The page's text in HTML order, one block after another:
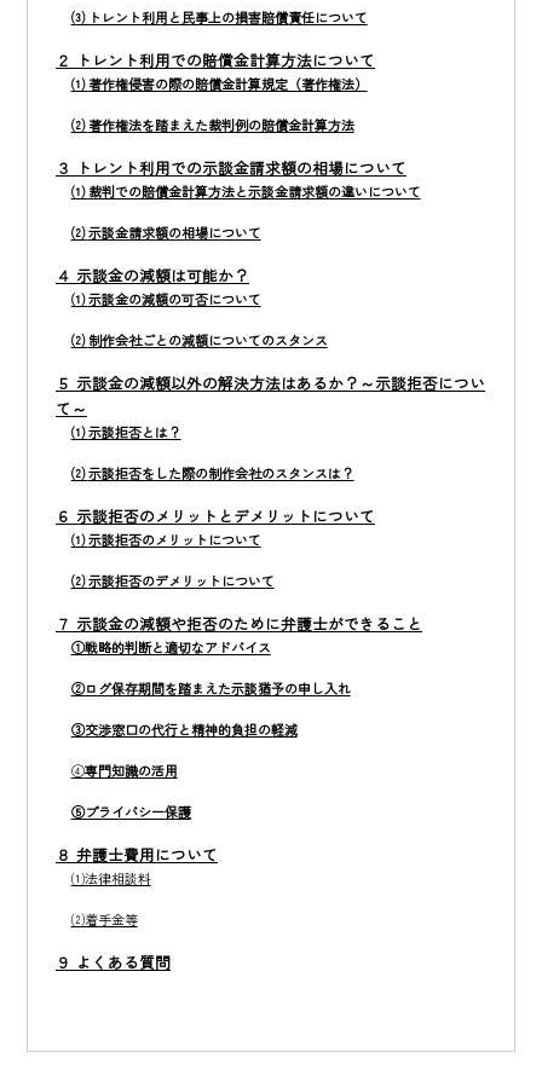
⑶ トレント利用と民事上の損害賠償責任について
２ トレント利用での賠償金計算方法について
⑴著作権侵害の際の賠償金計算規定（著作権法）
⑵著作権法を踏まえた裁判例の賠償金計算方法
３ トレント利用での示談金請求額の相場について
⑴裁判での賠償金計算方法と示談金請求額の違いについて
⑵示談金請求額の相場について
４ 示談金の減額は可能か？
⑴示談金の減額の可否について
⑵制作会社ごとの減額についてのスタンス
５ 示談金の減額以外の解決方法はあるか？～示談拒否につい
て～
⑴示談拒否とは？
⑵示談拒否をした際の制作会社のスタンスは？
６ 示談拒否のメリットとデメリットについて
⑴示談拒否のメリットについて
⑵示談拒否のデメリットについて
７ 示談金の減額や拒否のために弁護士ができること
①戦略的判断と適切なアドバイス
②ログ保存期間を踏まえた示談猶予の申し入れ
③交渉窓口の代行と精神的負担の軽減
④専門知識の活用
⑤プライバシー保護
８ 弁護士費用について
⑴法律相談料
⑵着手金等
９ よくある質問